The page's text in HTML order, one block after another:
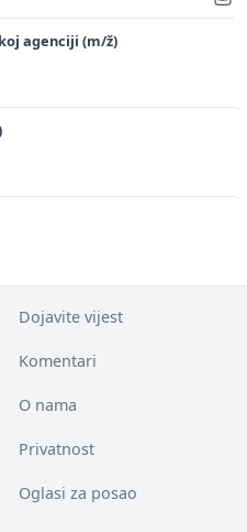
agenciji (m/ž)
Dojavite vijest
Komentari
O nama
Privatnost
Oglasi za posao